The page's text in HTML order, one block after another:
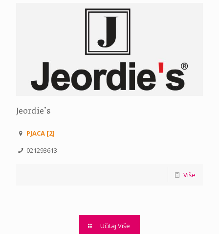
Jeordie’s
PJACA [2]
021293613
Više
Učitaj Više